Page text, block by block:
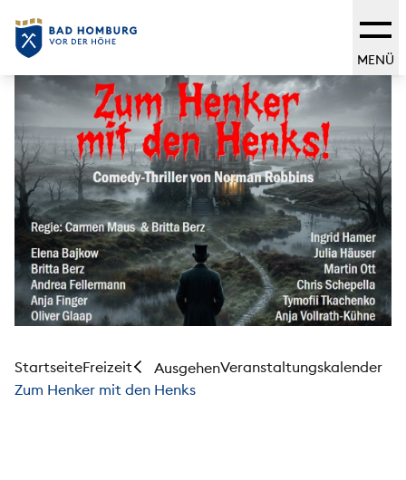
MENÜ
StartseiteFreizeit AusgehenVeranstaltungskalender
Zum Henker mit den Henks